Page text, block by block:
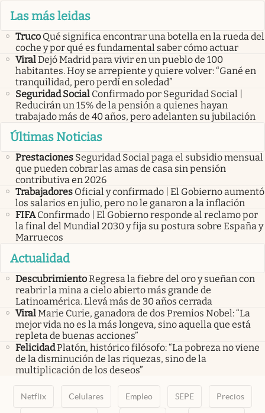
Las más leidas
Truco Qué significa encontrar una botella en la rueda del
coche y por qué es fundamental saber cómo actuar
ViralDejó Madrid para vivir en un pueblo de 100
habitantes. Hoy se arrepiente y quiere volver: “Gané en
tranquilidad, pero perdí en soledad”
Seguridad Social Confirmado por Seguridad Social |
Reducirán un 15% de la pensión a quienes hayan
trabajado más de 40 años, pero adelanten su jubilación
Últimas Noticias
Prestaciones Seguridad Social paga el subsidio mensual
que pueden cobrar las amas de casa sin pensión
contributiva en 2026
Trabajadores Oficial y confirmado | El Gobierno aumentó
los salarios en julio, pero no le ganaron a la inflación
FIFA Confirmado | El Gobierno responde al reclamo por
la final del Mundial 2030 y fija su postura sobre España y
Marruecos
Actualidad
DescubrimientoRegresa la fiebre del oro y sueñan con
reabrir la mina a cielo abierto más grande de
Latinoamérica. Llevá más de 30 años cerrada
ViralMarie Curie, ganadora de dos Premios Nobel: “La
mejor vida no es la más longeva, sino aquella que está
repleta de buenas acciones”
FelicidadPlatón, histórico filósofo: “La pobreza no viene
de la disminución de las riquezas, sino de la
multiplicación de los deseos”
Netflix Celulares Empleo SEPE Precios